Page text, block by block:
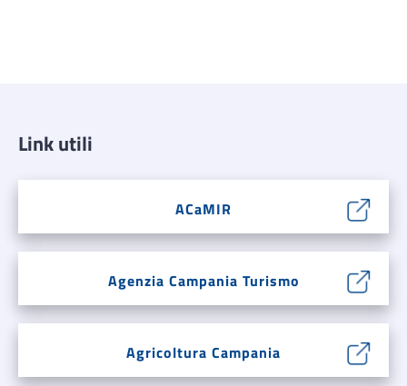
Link utili
ACaMIR
Agenzia Campania Turismo
Agricoltura Campania